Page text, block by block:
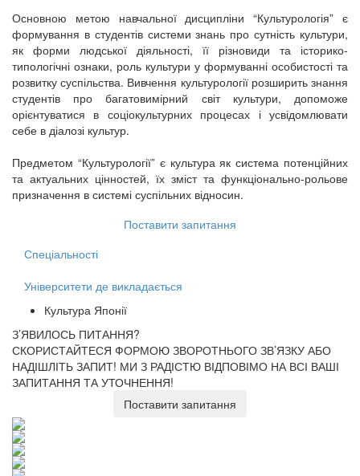
Основною метою навчальної дисципліни “Культурологія” є
формування в студентів системи знань про сутність культури,
як форми людської діяльності, її різновиди та історико-
типологічні ознаки, роль культури у формуванні особистості та
розвитку суспільства. Вивчення культурології розширить знання
студентів про багатовимірний світ культури, допоможе
орієнтуватися в соціокультурних процесах і усвідомлювати
себе в діалозі культур.
Предметом “Культурології” є культура як система потенційних
та актуальних цінностей, їх зміст та функціонально-рольове
призначення в системі суспільних відносин.
Поставити запитання
Спеціальності
Університети де викладається
Культура Японії
З’ЯВИЛОСЬ ПИТАННЯ?
СКОРИСТАЙТЕСЯ ФОРМОЮ ЗВОРОТНЬОГО ЗВ’ЯЗКУ АБО
НАДІШЛІТЬ ЗАПИТ! МИ З РАДІСТЮ ВІДПОВІМО НА ВСІ ВАШІ
ЗАПИТАННЯ ТА УТОЧНЕННЯ!
Поставити запитання